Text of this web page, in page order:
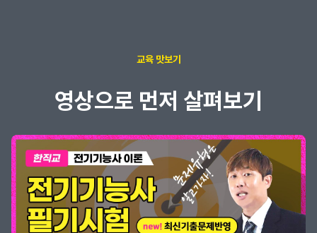
교육 맛보기
영상으로 먼저 살펴보기